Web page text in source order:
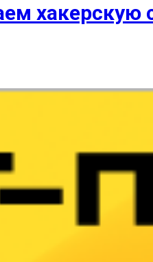
хакерскую